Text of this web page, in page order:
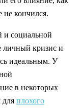
не кончился.
и социальной
личный кризис и
идеальным. У
в некоторых
для плохого